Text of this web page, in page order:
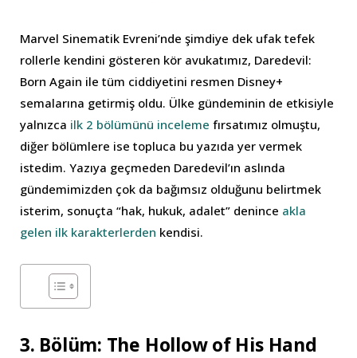
Marvel Sinematik Evreni’nde şimdiye dek ufak tefek
rollerle kendini gösteren kör avukatımız, Daredevil:
Born Again ile tüm ciddiyetini resmen Disney+
semalarına getirmiş oldu. Ülke gündeminin de etkisiyle
yalnızca ilk 2 bölümünü inceleme fırsatımız olmuştu,
diğer bölümlere ise topluca bu yazıda yer vermek
istedim. Yazıya geçmeden Daredevil’ın aslında
gündemimizden çok da bağımsız olduğunu belirtmek
isterim, sonuçta “hak, hukuk, adalet” denince akla
gelen ilk karakterlerden kendisi.
3. Bölüm: The Hollow of His Hand